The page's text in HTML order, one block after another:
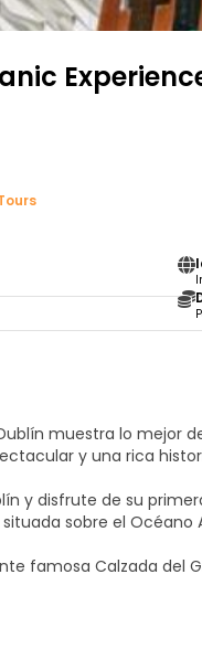
muestra lo mejor
y una rica
y disfrute de su
sobre el Océano
famosa Calzada del
las singulares